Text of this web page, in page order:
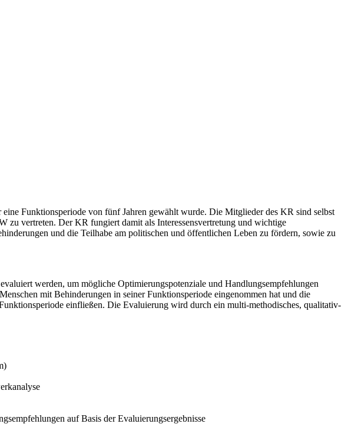
Funktionsperiode von fünf Jahren gewählt wurde. Die Mitglieder des KR sind selbst
zu vertreten. Der KR fungiert damit als Interessensvertretung und wichtige
und die Teilhabe am politischen und öffentlichen Leben zu fördern, sowie zu
werden, um mögliche Optimierungspotenziale und Handlungsempfehlungen
mit Behinderungen in seiner Funktionsperiode eingenommen hat und die
einfließen. Die Evaluierung wird durch ein multi-methodisches, qualitativ-
auf Basis der Evaluierungsergebnisse